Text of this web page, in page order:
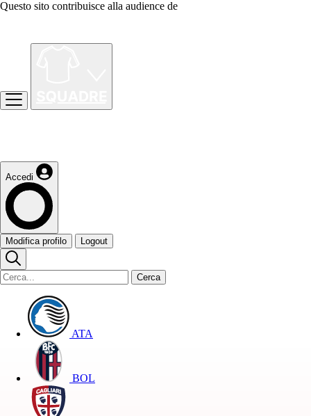
Questo sito contribuisce alla audience de
Accedi
Modifica profilo Logout
Cerca
ATA
BOL